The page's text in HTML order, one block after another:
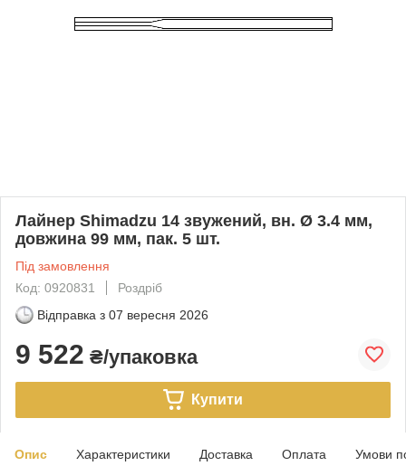
Лайнер Shimadzu 14 звужений, вн. Ø 3.4 мм,
довжина 99 мм, пак. 5 шт.
Під замовлення
Код: 0920831
Роздріб
Відправка з 07 вересня 2026
9 522 ₴/упаковка
Купити
Опис Характеристики Доставка Оплата Умови